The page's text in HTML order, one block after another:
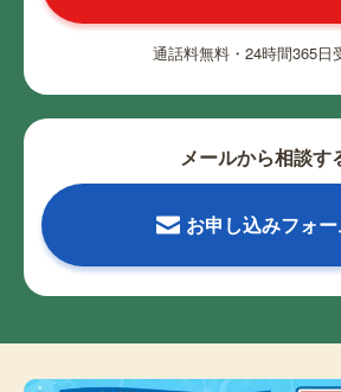
通話料無料・24時間365日
メールから相談す
お申し込みフォ